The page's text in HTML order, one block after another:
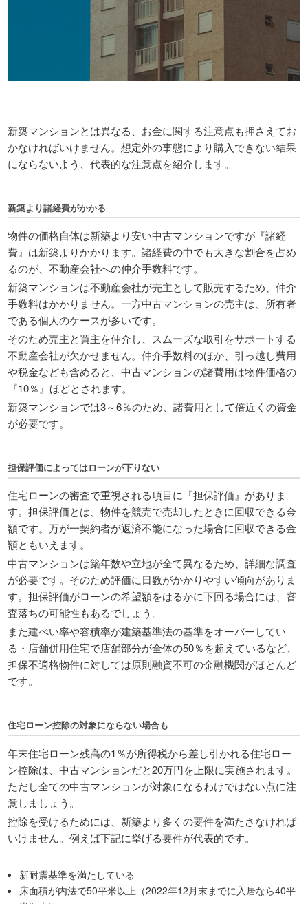
新築マンションとは異なる、お金に関する注意点も押さえてお
かなければいけません。想定外の事態により購入できない結果
にならないよう、代表的な注意点を紹介します。
新築より諸経費がかかる
物件の価格自体は新築より安い中古マンションですが『諸経
費』は新築よりかかります。諸経費の中でも大きな割合を占め
るのが、不動産会社への仲介手数料です。
新築マンションは不動産会社が売主として販売するため、仲介
手数料はかかりません。一方中古マンションの売主は、所有者
である個人のケースが多いです。
そのため売主と買主を仲介し、スムーズな取引をサポートする
不動産会社が欠かせません。仲介手数料のほか、引っ越し費用
や税金なども含めると、中古マンションの諸費用は物件価格の
『10％』ほどとされます。
新築マンションでは3～6％のため、諸費用として倍近くの資金
が必要です。
担保評価によってはローンが下りない
住宅ローンの審査で重視される項目に『担保評価』がありま
す。担保評価とは、物件を競売で売却したときに回収できる金
額です。万が一契約者が返済不能になった場合に回収できる金
額ともいえます。
中古マンションは築年数や立地が全て異なるため、詳細な調査
が必要です。そのため評価に日数がかかりやすい傾向がありま
す。担保評価がローンの希望額をはるかに下回る場合には、審
査落ちの可能性もあるでしょう。
また建ぺい率や容積率が建築基準法の基準をオーバーしてい
る・店舗併用住宅で店舗部分が全体の50％を超えているなど、
担保不適格物件に対しては原則融資不可の金融機関がほとんど
です。
住宅ローン控除の対象にならない場合も
年末住宅ローン残高の1％が所得税から差し引かれる住宅ロー
ン控除は、中古マンションだと20万円を上限に実施されます。
ただし全ての中古マンションが対象になるわけではない点に注
意しましょう。
控除を受けるためには、新築より多くの要件を満たさなければ
いけません。例えば下記に挙げる要件が代表的です。
新耐震基準を満たしている
床面積が内法で50平米以上（2022年12月末までに入居なら40平